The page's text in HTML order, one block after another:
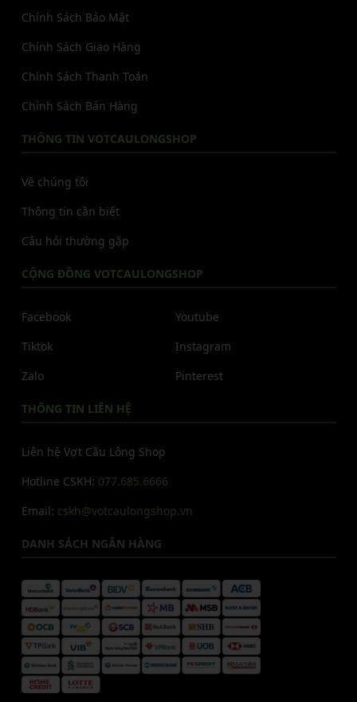
Chính Sách Bảo Mật
Chính Sách Giao Hàng
Chính Sách Thanh Toán
Chính Sách Bán Hàng
THÔNG TIN VOTCAULONGSHOP
Về chúng tôi
Thông tin cần biết
Câu hỏi thường gặp
CỘNG ĐỒNG VOTCAULONGSHOP
Facebook
Tiktok
Zalo
Youtube
Instagram
Pinterest
THÔNG TIN LIÊN HỆ
Liên hệ Vợt Cầu Lông Shop
Hotline CSKH: 077.685.6666
Email: cskh@votcaulongshop.vn
DANH SÁCH NGÂN HÀNG